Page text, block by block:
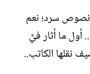
نصوص سرد؛ نعم
أول ما أثار فيَّ
نقلها الكاتب..